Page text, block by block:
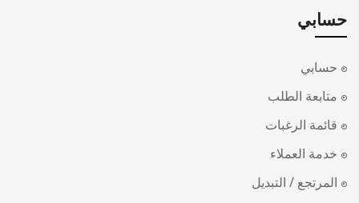
حسابي
حسابي
متابعة الطلب
قائمة الرغبات
خدمة العملاء
المرتجع / التبديل